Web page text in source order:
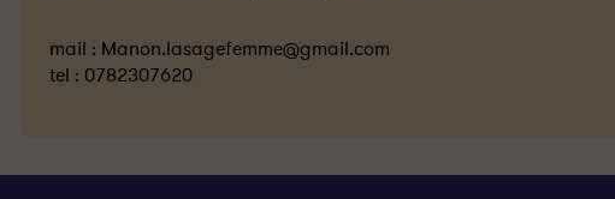
mail : Manon.lasagefemme@gmail.com
tel : 0782307620